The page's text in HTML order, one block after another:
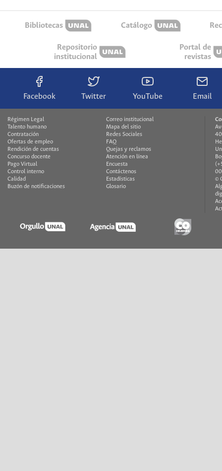
Bibliotecas Catálogo
Repositorio
institucional
Portal de
revistas
Facebook Twitter YouTube Email
Régimen Legal
Talento humano
Contratación
Ofertas de empleo
Rendición de cuentas
Concurso docente
Pago Virtual
Control interno
Calidad
Buzón de notificaciones
Correo institucional
Mapa del sitio
Redes Sociales
FAQ
Quejas y reclamos
Atención en línea
Encuesta
Contáctenos
Estadísticas
Glosario
©